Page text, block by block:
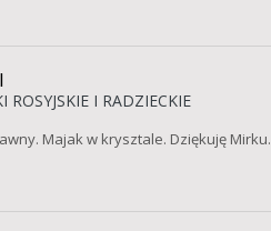
ROSYJSKIE I RADZIECKIE
Majak w krysztale. Dziękuję Mirku.